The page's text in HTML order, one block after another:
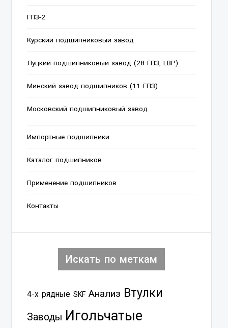
ГПЗ-2
Курский подшипниковый завод
Луцкий подшипниковый завод (28 ГПЗ, LBP)
Минский завод подшипников (11 ГПЗ)
Московский подшипниковый завод
Импортные подшипники
Каталог подшипников
Применение подшипников
Контакты
Искать по меткам
4-х рядные SKF Анализ Втулки
Заводы Игольчатые